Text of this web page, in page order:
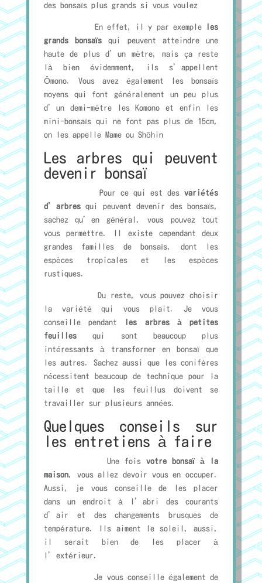
des bonsaïs plus grands si vous voulez
En effet, il y par exemple
les
grands bonsaïs qui peuvent atteindre une
haute de plus d’un mètre, mais ça reste
là bien évidemment, ils s’appellent
Ômono. Vous avez également les bonsaïs
moyens qui font généralement un peu plus
d’un demi-mètre les Komono et enfin les
mini-bonsaïs qui ne font pas plus de 15cm,
on les appelle Mame ou Shôhin
Les arbres qui peuvent
devenir bonsaï
Pour ce qui est desvariétés
d’arbresqui peuvent devenir des bonsaïs,
sachez qu’en général, vous pouvez tout
vous permettre. Il existe cependant deux
grandes familles de bonsaïs, dont les
espèces tropicales et les espèces
rustiques.
Du reste, vous pouvez choisir
la variété qui vous plait. Je vous
conseille pendant
les arbres à petites
feuillesqui sont beaucoup plus
intéressants à transformer en bonsaï que
les autres. Sachez aussi que les conifères
nécessitent beaucoup de technique pour la
taille et que les feuillus doivent se
travailler sur plusieurs années.
Quelques conseils sur
les entretiens à faire
Une foisvotre bonsaï à la
maison, vous allez devoir vous en occuper.
Aussi, je vous conseille de les placer
dans un endroit à l’abri des courants
d’air et des changements brusques de
température. Ils aiment le soleil, aussi,
il serait bien de les placer à
l’extérieur.
Je vous conseille également de